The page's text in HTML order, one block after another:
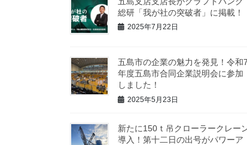
総研「我が社の突破者」に掲載！
2025年7月22日
五島市の企業の魅力を発見！令和7
年度五島市合同企業説明会に参加
しました！
2025年5月23日
新たに150ｔ吊クローラークレー
導入！第十二日の出号がパワーア